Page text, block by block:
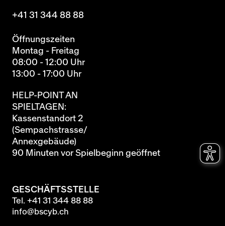
+41 31 344 88 88
Öffnungszeiten
Montag - Freitag
08:00 - 12:00 Uhr
13:00 - 17:00 Uhr
HELP-POINT AN
SPIELTAGEN:
Kassenstandort 2
(Sempachstrasse/
Annexgebäude)
90 Minuten vor Spielbeginn geöffnet
GESCHÄFTSSTELLE
Tel. +41 31 344 88 88
info@bscyb.ch